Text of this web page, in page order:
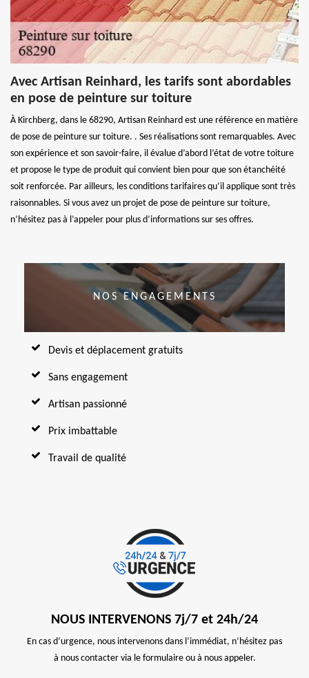
Avec Artisan Reinhard, les tarifs sont abordables
en pose de peinture sur toiture
À Kirchberg, dans le 68290, Artisan Reinhard est une référence en matière
de pose de peinture sur toiture. . Ses réalisations sont remarquables. Avec
son expérience et son savoir-faire, il évalue d’abord l’état de votre toiture
et propose le type de produit qui convient bien pour que son étanchéité
soit renforcée. Par ailleurs, les conditions tarifaires qu’il applique sont très
raisonnables. Si vous avez un projet de pose de peinture sur toiture,
n’hésitez pas à l’appeler pour plus d’informations sur ses offres.
NOS ENGAGEMENTS
Devis et déplacement gratuits
Sans engagement
Artisan passionné
Prix imbattable
Travail de qualité
NOUS INTERVENONS 7j/7 et 24h/24
En cas d’urgence, nous intervenons dans l’immédiat, n’hésitez pas
à nous contacter via le formulaire ou à nous appeler.